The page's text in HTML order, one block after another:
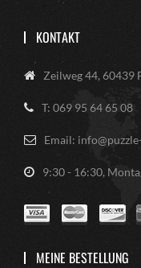
KONTAKT
Zeilweg 44, 60439
T: 069 95 64 65 08
Email:
9:30 - 16:30,
MEINE BESTELLUNG